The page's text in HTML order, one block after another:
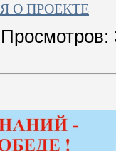
О ПРОЕКТЕ
Просмотров: